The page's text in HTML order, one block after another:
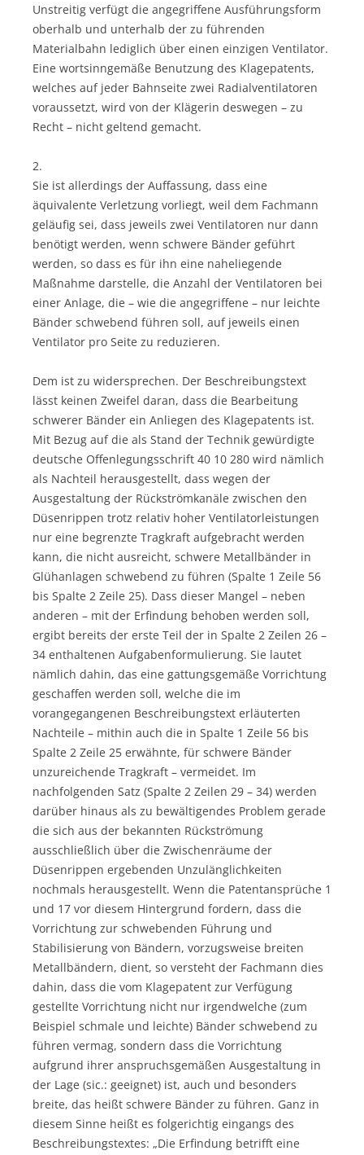
Unstreitig verfügt die angegriffene Ausführungsform
oberhalb und unterhalb der zu führenden
Materialbahn lediglich über einen einzigen Ventilator.
Eine wortsinngemäße Benutzung des Klagepatents,
welches auf jeder Bahnseite zwei Radialventilatoren
voraussetzt, wird von der Klägerin deswegen – zu
Recht – nicht geltend gemacht.
2.
Sie ist allerdings der Auffassung, dass eine
äquivalente Verletzung vorliegt, weil dem Fachmann
geläufig sei, dass jeweils zwei Ventilatoren nur dann
benötigt werden, wenn schwere Bänder geführt
werden, so dass es für ihn eine naheliegende
Maßnahme darstelle, die Anzahl der Ventilatoren bei
einer Anlage, die – wie die angegriffene – nur leichte
Bänder schwebend führen soll, auf jeweils einen
Ventilator pro Seite zu reduzieren.
Dem ist zu widersprechen. Der Beschreibungstext
lässt keinen Zweifel daran, dass die Bearbeitung
schwerer Bänder ein Anliegen des Klagepatents ist.
Mit Bezug auf die als Stand der Technik gewürdigte
deutsche Offenlegungsschrift 40 10 280 wird nämlich
als Nachteil herausgestellt, dass wegen der
Ausgestaltung der Rückströmkanäle zwischen den
Düsenrippen trotz relativ hoher Ventilatorleistungen
nur eine begrenzte Tragkraft aufgebracht werden
kann, die nicht ausreicht, schwere Metallbänder in
Glühanlagen schwebend zu führen (Spalte 1 Zeile 56
bis Spalte 2 Zeile 25). Dass dieser Mangel – neben
anderen – mit der Erfindung behoben werden soll,
ergibt bereits der erste Teil der in Spalte 2 Zeilen 26 –
34 enthaltenen Aufgabenformulierung. Sie lautet
nämlich dahin, das eine gattungsgemäße Vorrichtung
geschaffen werden soll, welche die im
vorangegangenen Beschreibungstext erläuterten
Nachteile – mithin auch die in Spalte 1 Zeile 56 bis
Spalte 2 Zeile 25 erwähnte, für schwere Bänder
unzureichende Tragkraft – vermeidet. Im
nachfolgenden Satz (Spalte 2 Zeilen 29 – 34) werden
darüber hinaus als zu bewältigendes Problem gerade
die sich aus der bekannten Rückströmung
ausschließlich über die Zwischenräume der
Düsenrippen ergebenden Unzulänglichkeiten
nochmals herausgestellt. Wenn die Patentansprüche 1
und 17 vor diesem Hintergrund fordern, dass die
Vorrichtung zur schwebenden Führung und
Stabilisierung von Bändern, vorzugsweise breiten
Metallbändern, dient, so versteht der Fachmann dies
dahin, dass die vom Klagepatent zur Verfügung
gestellte Vorrichtung nicht nur irgendwelche (zum
Beispiel schmale und leichte) Bänder schwebend zu
führen vermag, sondern dass die Vorrichtung
aufgrund ihrer anspruchsgemäßen Ausgestaltung in
der Lage (sic.: geeignet) ist, auch und besonders
breite, das heißt schwere Bänder zu führen. Ganz in
diesem Sinne heißt es folgerichtig eingangs des
Beschreibungstextes: „Die Erfindung betrifft eine